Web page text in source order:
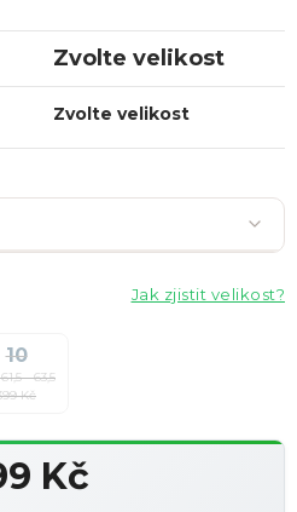
Zvolte velikost
Zvolte velikost
Jak zjistit velikost?
10
- 63,5
Kč
Kč